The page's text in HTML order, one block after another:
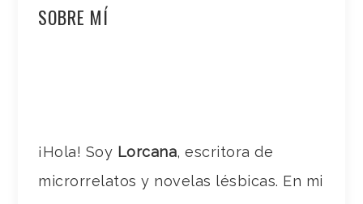
SOBRE MÍ
¡Hola! Soy Lorcana, escritora de
microrrelatos y novelas lésbicas. En mi